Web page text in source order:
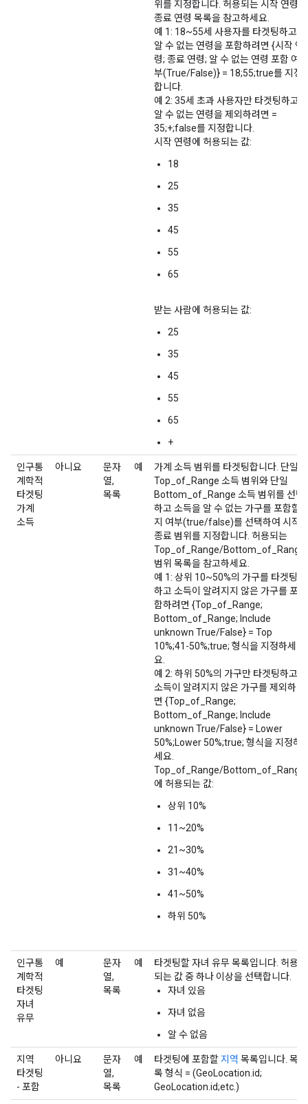
위를 지정합니다. 허용되는 시작 연령/
종료 연령 목록을 참고하세요.
예 1: 18~55세 사용자를 타겟팅하고
알 수 없는 연령을 포함하려면 {시작 연
령; 종료 연령; 알 수 없는 연령 포함 여
부(True/False)} = 18;55;true를 지정
합니다.
예 2: 35세 초과 사용자만 타겟팅하고
알 수 없는 연령을 제외하려면 =
35;+;false를 지정합니다.
시작 연령에 허용되는 값:
18
25
35
45
55
65
받는 사람에 허용되는 값:
25
35
45
55
65
+
인구통
계학적
타겟팅
가계
소득
아니요
문자
열,
목록
예
가계 소득 범위를 타겟팅합니다. 단일
Top_of_Range 소득 범위와 단일
Bottom_of_Range 소득 범위를 선택
하고 소득을 알 수 없는 가구를 포함할
지 여부(true/false)를 선택하여 시작/
종료 범위를 지정합니다. 허용되는
Top_of_Range/Bottom_of_Range
범위 목록을 참고하세요.
예 1: 상위 10~50%의 가구를 타겟팅
하고 소득이 알려지지 않은 가구를 포
함하려면 {Top_of_Range;
Bottom_of_Range; Include
unknown True/False} = Top
10%;41-50%;true; 형식을 지정하세
요.
예 2: 하위 50%의 가구만 타겟팅하고
소득이 알려지지 않은 가구를 제외하려
면 {Top_of_Range;
Bottom_of_Range; Include
unknown True/False} = Lower
50%;Lower 50%;true; 형식을 지정하
세요.
Top_of_Range/Bottom_of_Range
에 허용되는 값:
상위 10%
11~20%
21~30%
31~40%
41~50%
하위 50%
인구통
계학적
타겟팅
자녀
유무
예
문자
열,
목록
예
타겟팅할 자녀 유무 목록입니다. 허용
되는 값 중 하나 이상을 선택합니다.
자녀 있음
자녀 없음
알 수 없음
지역
타겟팅
- 포함
아니요
문자
열,
목록
예 타겟팅에 포함할지역 목록입니다. 목
록 형식 = (GeoLocation.id;
GeoLocation.id;etc.)